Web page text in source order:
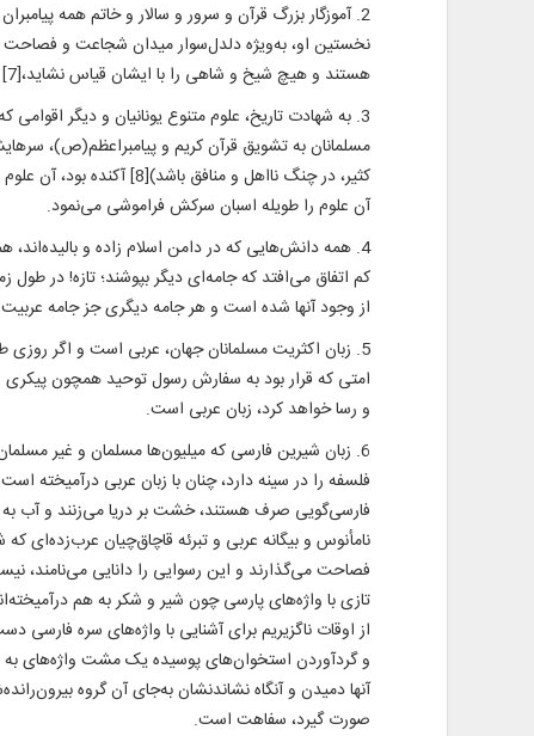
نخستین او، به‌ویژه دلدل‌سوار میدان شجاعت و فصاحت
هستند و هیچ شیخ و شاهی را با ایشان قیاس نشاید،[7] همگی به زبان عربی سخن رانده‌اند و گهرهای معانی را در صدف این زبان نشانده‌اند.
3. به شهادت تاریخ، علوم متنوع یونانیان و دیگر
مسلمانان به تشویق قرآن کریم و پیامبراعظم(ص)،
کثیر، در چنگ نااهل و
آن علوم را طویله اسبان سرکش فراموشی‌ می‌نمود.
4. همه دانش‌هایی که در دامن اسلام زاده و
کم اتفاق می‌افتد که جامه‌ای دیگر بپوشند؛ تازه! در
از وجود آنها شده است و هر جامه دیگری جز جامه عربیت
5. زبان اکثریت مسلمانان جهان، عربی است و اگر
و رسا خواهد کرد، زبان عربی است.
6. زبان شیرین فارسی که میلیون‌ها مسلمان و غیر
فلسفه را در سینه دارد، چنان با زبان عربی
فارسی‌گویی صرف هستند، خشت بر دریا می‌زنند و آب به
نامأنوس و بیگانه عربی و تبرئه قاچاق‌چیان عرب‌زده‌ای
فصاحت می‌گذارند و این رسوایی را دانایی می‌نامند،
تازی با واژه‌های پارسی چون شیر و شکر به هم
از اوقات ناگزیریم برای آشنایی با واژه‌های سره
و گردآوردن استخوان‌های پوسیده یک مشت واژه‌های به
آنها دمیدن و آنگاه نشاندنشان به‌جای آن گروه
صورت گیرد، سفاهت است.